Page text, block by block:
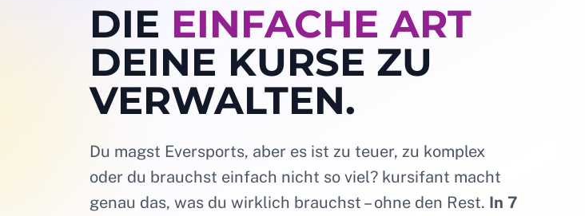
DIE EINFACHE ART
DEINE KURSE ZU
VERWALTEN.
Du magst Eversports, aber es ist zu teuer, zu komplex
oder du brauchst einfach nicht so viel? kursifant macht
genau das, was du wirklich brauchst – ohne den Rest. In 7